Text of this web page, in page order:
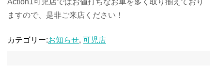
Action1可児店ではお値打ちなお車を多く取り揃えており
ますので、是非ご来店ください！
カテゴリー:お知らせ, 可児店